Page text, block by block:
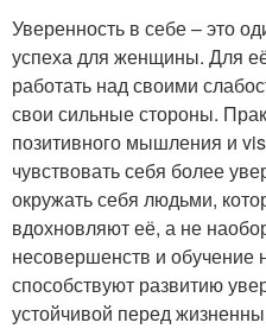
Уверенность в себе – это
успеха для женщины. Для
работать над своими
свои сильные стороны.
позитивного мышления и
чувствовать себя более
окружать себя людьми,
вдохновляют её, а не
несовершенств и обучение
способствуют развитию
устойчивой перед